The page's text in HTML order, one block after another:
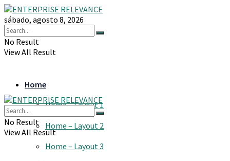
sábado, agosto 8, 2026
No Result
View All Result
Home
Home – Layout 1
Home – Layout 2
Home – Layout 3
No Result
View All Result